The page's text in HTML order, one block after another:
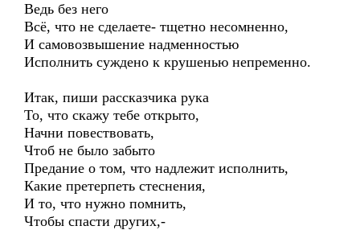
Ведь без него
Всё, что не сделаете- тщетно несомненно,
И самовозвышение надменностью
Исполнить суждено к крушенью непременно.
Итак, пиши рассказчика рука
То, что скажу тебе открыто,
Начни повествовать,
Чтоб не было забыто
Предание о том, что надлежит исполнить,
Какие претерпеть стеснения,
И то, что нужно помнить,
Чтобы спасти других,-